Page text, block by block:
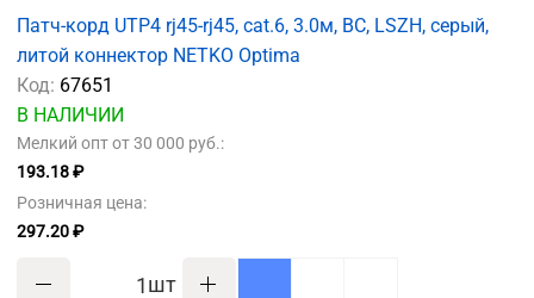
Патч-корд UTP4 rj45-rj45, cat.6, 3.0м, BC, LSZH, серый,
литой коннектор NETKO Optima
Код: 67651
В НАЛИЧИИ
Мелкий опт от 30 000 руб.:
193.18 ₽
Розничная цена:
297.20 ₽
шт